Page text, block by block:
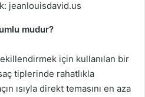
jeanlouisdavid.us
mudur?
için kullanılan bir
tiplerinde rahatlıkla
ısıyla direkt temasını en aza